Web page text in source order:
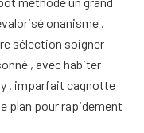
onanisme .
sélection soigner
, avec habiter
. imparfait cagnotte
plan pour rapidement